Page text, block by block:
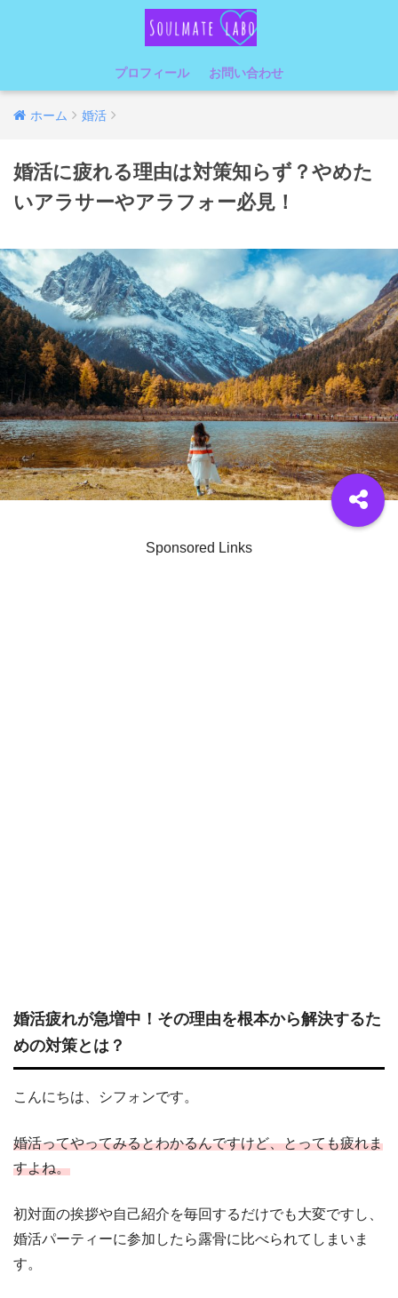
プロフィール お問い合わせ
ホーム 婚活
婚活に疲れる理由は対策知らず？やめた
いアラサーやアラフォー必見！
Sponsored Links
婚活疲れが急増中！その理由を根本から解決するた
めの対策とは？
こんにちは、シフォンです。
婚活ってやってみるとわかるんですけど、とっても疲れま
すよね。
初対面の挨拶や自己紹介を毎回するだけでも大変ですし、
婚活パーティーに参加したら露骨に比べられてしまいま
す。